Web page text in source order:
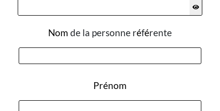
Nom de la personne référente
Prénom